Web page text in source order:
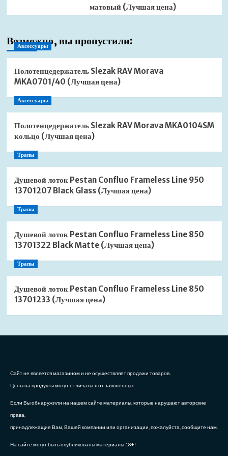
матовый (Лучшая цена)
Возможно, вы пропустили:
Аксессуары
Полотенцедержатель Slezak RAV Morava
MKA0701/40 (Лучшая цена)
Аксессуары
Полотенцедержатель Slezak RAV Morava MKA0104SM
кольцо (Лучшая цена)
Трапы
Душевой лоток Pestan Confluo Frameless Line 950
13701207 Black Glass (Лучшая цена)
Трапы
Душевой лоток Pestan Confluo Frameless Line 850
13701322 Black Matte (Лучшая цена)
Трапы
Душевой лоток Pestan Confluo Frameless Line 850
13701233 (Лучшая цена)
Сайт не является магазином и не осуществляет продажи товаров.
Цены на продукты могут отличаться от заявленных.
Если Вы обнаружили на нашем сайте материалы, которые нарушают авторские
права,
принадлежащие Вам, Вашей компании или организации, пожалуйста, сообщите нам.
На сайте могут быть опубликованы материалы 18+!